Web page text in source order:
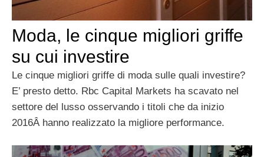
Moda, le cinque migliori griffe
su cui investire
Le cinque migliori griffe di moda sulle quali investire?
E’ presto detto. Rbc Capital Markets ha scavato nel
settore del lusso osservando i titoli che da inizio
2016Â hanno realizzato la migliore performance.